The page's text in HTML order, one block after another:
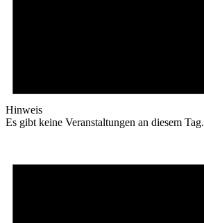
Hinweis
Es gibt keine Veranstaltungen an diesem Tag.